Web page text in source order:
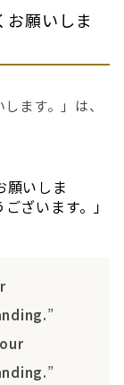
願いしま
ます。」は、
願いしま
ざいます。」
”
”